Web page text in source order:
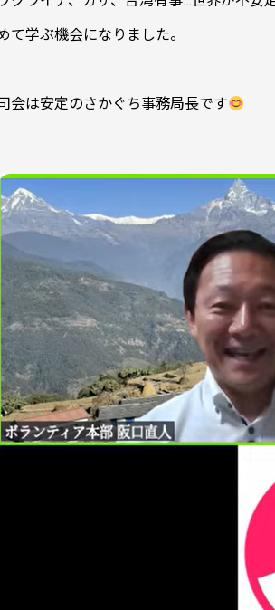
て学ぶ機会になりました。
会は安定のさかぐち事務局長です